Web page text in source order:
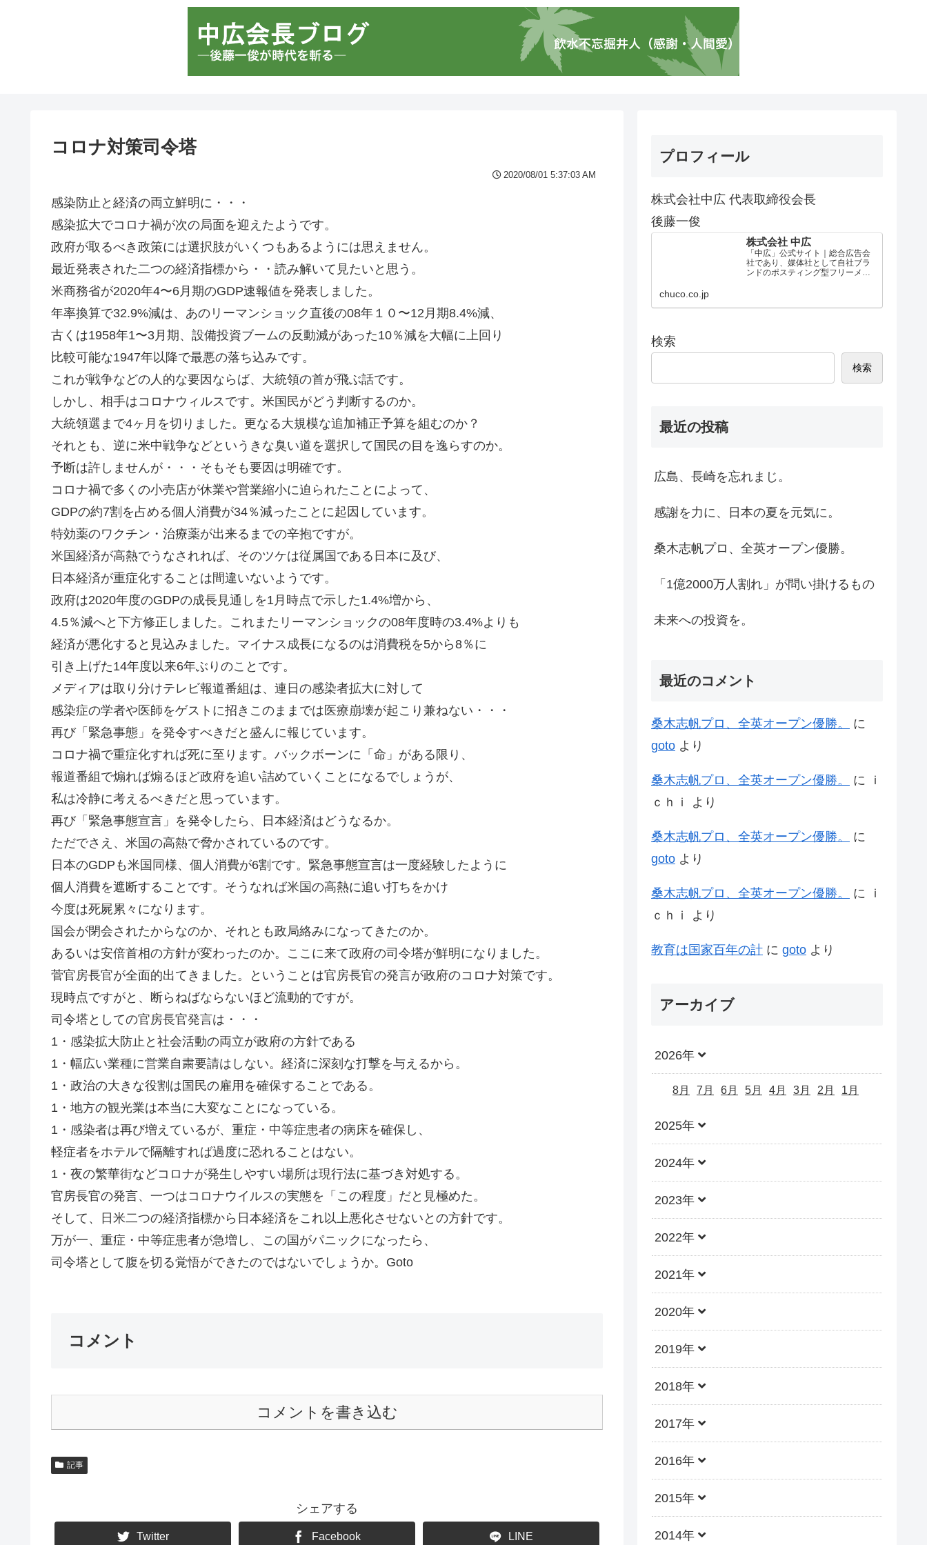
コロナ対策司令塔
2020/08/01 5:37:03 AM
感染防止と経済の両立鮮明に・・・
感染拡大でコロナ禍が次の局面を迎えたようです。
政府が取るべき政策には選択肢がいくつもあるようには思えません。
最近発表された二つの経済指標から・・読み解いて見たいと思う。
米商務省が2020年4〜6月期のGDP速報値を発表しました。
年率換算で32.9%減は、あのリーマンショック直後の08年１０〜12月期8.4%減、
古くは1958年1〜3月期、設備投資ブームの反動減があった10％減を大幅に上回り
比較可能な1947年以降で最悪の落ち込みです。
これが戦争などの人的な要因ならば、大統領の首が飛ぶ話です。
しかし、相手はコロナウィルスです。米国民がどう判断するのか。
大統領選まで4ヶ月を切りました。更なる大規模な追加補正予算を組むのか？
それとも、逆に米中戦争などというきな臭い道を選択して国民の目を逸らすのか。
予断は許しませんが・・・そもそも要因は明確です。
コロナ禍で多くの小売店が休業や営業縮小に迫られたことによって、
GDPの約7割を占める個人消費が34％減ったことに起因しています。
特効薬のワクチン・治療薬が出来るまでの辛抱ですが。
米国経済が高熱でうなされれば、そのツケは従属国である日本に及び、
日本経済が重症化することは間違いないようです。
政府は2020年度のGDPの成長見通しを1月時点で示した1.4%増から、
4.5％減へと下方修正しました。これまたリーマンショックの08年度時の3.4%よりも
経済が悪化すると見込みました。マイナス成長になるのは消費税を5から8％に
引き上げた14年度以来6年ぶりのことです。
メディアは取り分けテレビ報道番組は、連日の感染者拡大に対して
感染症の学者や医師をゲストに招きこのままでは医療崩壊が起こり兼ねない・・・
再び「緊急事態」を発令すべきだと盛んに報じています。
コロナ禍で重症化すれば死に至ります。バックボーンに「命」がある限り、
報道番組で煽れば煽るほど政府を追い詰めていくことになるでしょうが、
私は冷静に考えるべきだと思っています。
再び「緊急事態宣言」を発令したら、日本経済はどうなるか。
ただでさえ、米国の高熱で脅かされているのです。
日本のGDPも米国同様、個人消費が6割です。緊急事態宣言は一度経験したように
個人消費を遮断することです。そうなれば米国の高熱に追い打ちをかけ
今度は死屍累々になります。
国会が閉会されたからなのか、それとも政局絡みになってきたのか。
あるいは安倍首相の方針が変わったのか。ここに来て政府の司令塔が鮮明になりました。
菅官房長官が全面的出てきました。ということは官房長官の発言が政府のコロナ対策です。
現時点ですがと、断らねばならないほど流動的ですが。
司令塔としての官房長官発言は・・・
1・感染拡大防止と社会活動の両立が政府の方針である
1・幅広い業種に営業自粛要請はしない。経済に深刻な打撃を与えるから。
1・政治の大きな役割は国民の雇用を確保することである。
1・地方の観光業は本当に大変なことになっている。
1・感染者は再び増えているが、重症・中等症患者の病床を確保し、
軽症者をホテルで隔離すれば過度に恐れることはない。
1・夜の繁華街などコロナが発生しやすい場所は現行法に基づき対処する。
官房長官の発言、一つはコロナウイルスの実態を「この程度」だと見極めた。
そして、日米二つの経済指標から日本経済をこれ以上悪化させないとの方針です。
万が一、重症・中等症患者が急増し、この国がパニックになったら、
司令塔として腹を切る覚悟ができたのではないでしょうか。Goto
コメント
コメントを書き込む
記事
シェアする
Twitter Facebook LINE
プロフィール
株式会社中広 代表取締役会長
後藤一俊
株式会社 中広
「中広」公式サイト｜総合広告会
社であり、媒体社として自社ブラ
ンドのポスティング型フリーメデ
chuco.co.jp
検索
検索
最近の投稿
広島、長崎を忘れまじ。
感謝を力に、日本の夏を元気に。
桑木志帆プロ、全英オープン優勝。
「1億2000万人割れ」が問い掛けるもの
未来への投資を。
最近のコメント
桑木志帆プロ、全英オープン優勝。
に
goto より
桑木志帆プロ、全英オープン優勝。 に
ｉ
ｃｈｉ
より
桑木志帆プロ、全英オープン優勝。
に
goto より
桑木志帆プロ、全英オープン優勝。 に
ｉ
ｃｈｉ
より
教育は国家百年の計 に goto より
アーカイブ
2026年
8月 7月 6月 5月 4月 3月 2月 1月
2025年
2024年
2023年
2022年
2021年
2020年
2019年
2018年
2017年
2016年
2015年
2014年